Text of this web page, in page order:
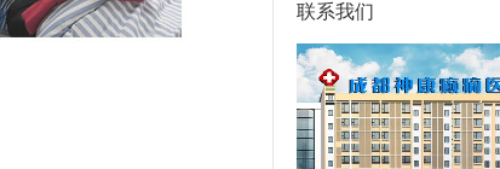
联系我们